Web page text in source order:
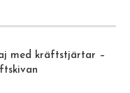
med kräftstjärtar –